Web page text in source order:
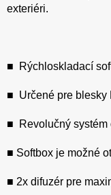
exteriéri.
■ Rýchloskladací
■ Určené pre blesky
■ Revolučný systém
■ Softbox je možné
■ 2x difuzér pre